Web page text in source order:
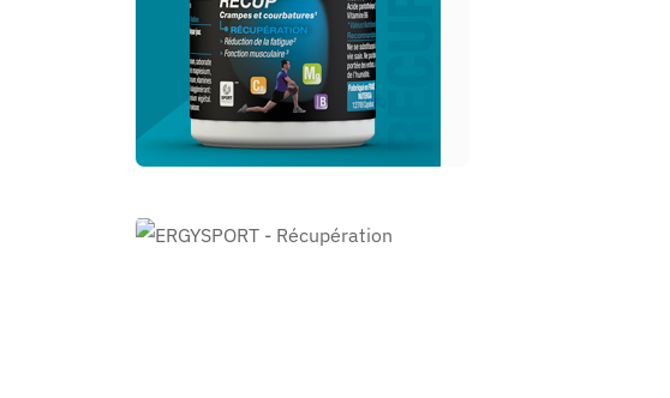
ERGYSPORT -
Récupération
boisson ERGYSPORT
REGEN’